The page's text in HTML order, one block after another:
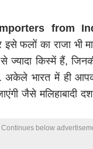
from
फलों का राजा भी
किस्में हैं,
अकेले भारत में ही
जैसे मलिहाबादी
Continues below